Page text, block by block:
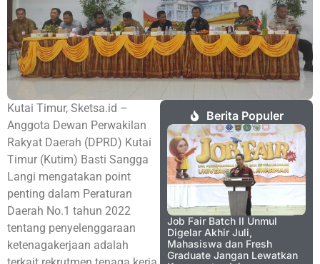
Kutai Timur, Sketsa.id –
Anggota Dewan Perwakilan
Rakyat Daerah (DPRD) Kutai
Timur (Kutim) Basti Sangga
Langi mengatakan point
penting dalam Peraturan
Daerah No.1 tahun 2022
tentang penyelenggaraan
ketenagakerjaan adalah
Berita Populer
Job Fair Batch II Unmul
Digelar Akhir Juli,
Mahasiswa dan Fresh
Graduate Jangan Lewatkan